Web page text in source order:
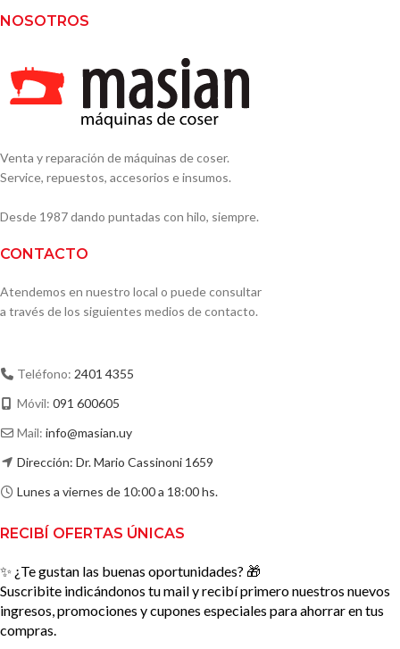
NOSOTROS
Venta y reparación de máquinas de coser.
Service, repuestos, accesorios e insumos.
Desde 1987 dando puntadas con hilo, siempre.
CONTACTO
Atendemos en nuestro local o puede consultar
a través de los siguientes medios de contacto.
Teléfono: 2401 4355
Móvil: 091 600605
Mail: info@masian.uy
Dirección: Dr. Mario Cassinoni 1659
Lunes a viernes de 10:00 a 18:00 hs.
RECIBÍ OFERTAS ÚNICAS
✨ ¿Te gustan las buenas oportunidades? 🎁
Suscribite indicándonos tu mail y recibí primero nuestros nuevos
ingresos, promociones y cupones especiales para ahorrar en tus
compras.